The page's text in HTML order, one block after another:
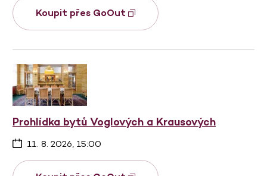
Koupit přes GoOut
Prohlídka bytů Voglových a Krausových
11. 8. 2026, 15:00